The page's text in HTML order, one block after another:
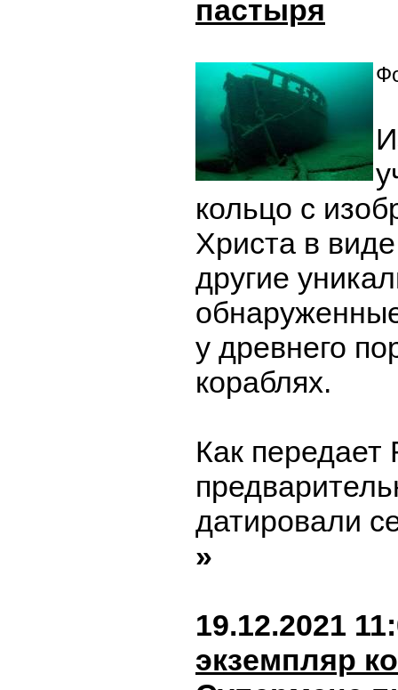
пастыря
кольцо с
Христа в
другие
у древнего
кораблях.
Как передает
датировали
»
19.12.2021
экземпляр